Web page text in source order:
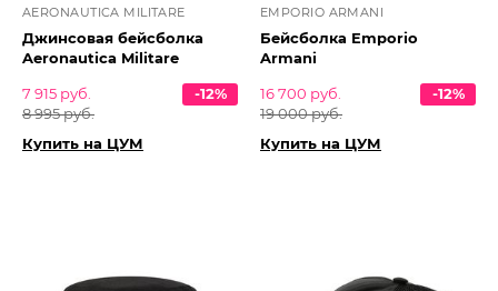
AERONAUTICA MILITARE
Джинсовая бейсболка
Aeronautica Militare
7 915 руб.
8 995 руб.
-12%
Купить на ЦУМ
EMPORIO ARMANI
Бейсболка Emporio
Armani
16 700 руб.
19 000 руб.
-12%
Купить на ЦУМ